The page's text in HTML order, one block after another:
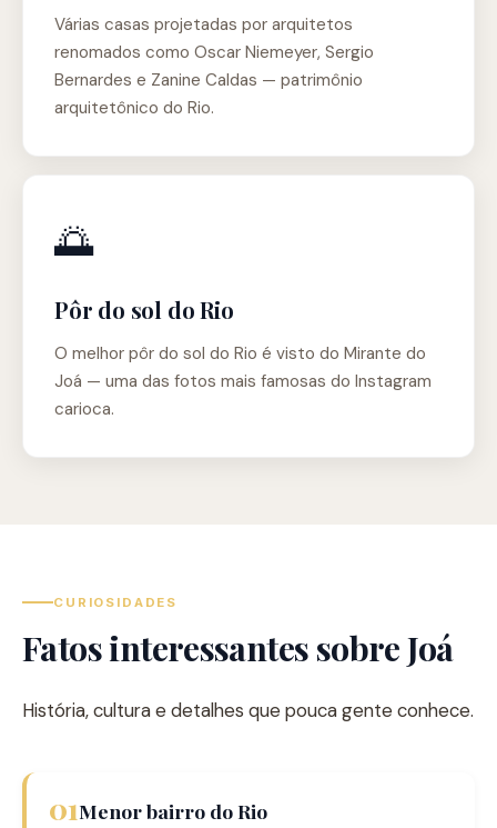
Várias casas projetadas por arquitetos
renomados como Oscar Niemeyer, Sergio
Bernardes e Zanine Caldas — patrimônio
arquitetônico do Rio.
🌅
Pôr do sol do Rio
O melhor pôr do sol do Rio é visto do Mirante do
Joá — uma das fotos mais famosas do Instagram
carioca.
CURIOSIDADES
Fatos interessantes sobre Joá
História, cultura e detalhes que pouca gente conhece.
01Menor bairro do Rio